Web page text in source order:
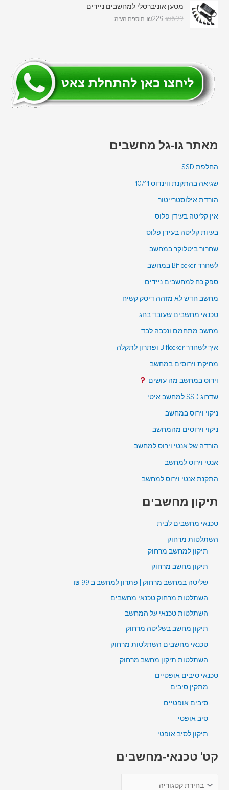
מטען אוניברסלי למחשבים ניידים
₪699
₪229 תוספת מע"מ
מאתר גו-גל מחשבים
החלפת SSD
שגיאה בהתקנת ווינדוס 10/11
הורדת אילוסטרייטור
אין קליטה בעידן פלוס
בעיות קליטה בעידן פלוס
שחרור ביטלוקר במחשב
לשחרר Bitlocker במחשב
ספק כח למחשבים ניידים
מחשב חדש לא מזהה דיסק קשיח
טכנאי מחשבים שעובד בחג
מחשב מתחמם ונכבה לבד
איך לשחרר Bitlocker ופתרון לתקלה
מחיקת וירוסים במחשב
וירוס במחשב מה עושים
שדרוג SSD למחשב איטי
ניקוי וירוס במחשב
ניקוי וירוסים מהמחשב
הורדה של אנטי וירוס למחשב
אנטי וירוס למחשב
התקנת אנטי וירוס למחשב
תיקון מחשבים
טכנאי מחשבים לבית
השתלטות מרחוק
תיקון למחשב מרחוק
תיקון מחשב מרחוק
שליטה במחשב מרחוק | פתרון למחשב ב 99 ₪
השתלטות מרחוק טכנאי מחשבים
השתלטות טכנאי על המחשב
תיקון מחשב בשליטה מרחוק
טכנאי מחשבים השתלטות מרחוק
השתלטות תיקון מחשב מרחוק
טכנאי סיבים אופטיים
מתקין סיבים
סיבים אופטיים
סיב אופטי
תיקון לסיב אופטי
קט' טכנאי-מחשבים